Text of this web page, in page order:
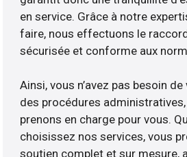
en service. Grâce à notre
faire, nous effectuons le
sécurisée et conforme aux
Ainsi, vous n’avez pas besoin
des procédures
prenons en charge pour vous.
choisissez nos services, vous
soutien complet et sur mesure,